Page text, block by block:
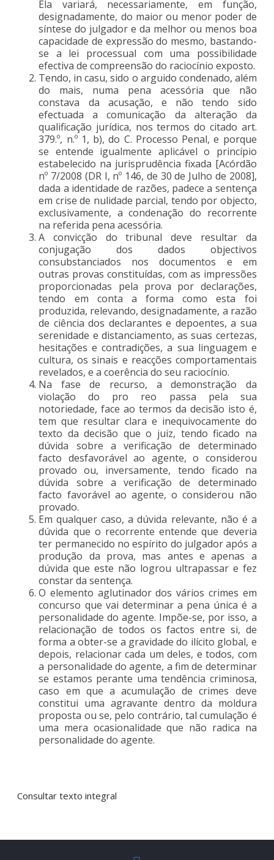
Ela variará, necessariamente, em função,
designadamente, do maior ou menor poder de
síntese do julgador e da melhor ou menos boa
capacidade de expressão do mesmo, bastando-
se a lei processual com uma possibilidade
efectiva de compreensão do raciocínio exposto.
Tendo, in casu, sido o arguido condenado, além
do mais, numa pena acessória que não
constava da acusação, e não tendo sido
efectuada a comunicação da alteração da
qualificação jurídica, nos termos do citado art.
379.º, n.º 1, b), do C. Processo Penal, e porque
se entende igualmente aplicável o princípio
estabelecido na jurisprudência fixada [Acórdão
nº 7/2008 (DR I, nº 146, de 30 de Julho de 2008],
dada a identidade de razões, padece a sentença
em crise de nulidade parcial, tendo por objecto,
exclusivamente, a condenação do recorrente
na referida pena acessória.
A convicção do tribunal deve resultar da
conjugação dos dados objectivos
consubstanciados nos documentos e em
outras provas constituídas, com as impressões
proporcionadas pela prova por declarações,
tendo em conta a forma como esta foi
produzida, relevando, designadamente, a razão
de ciência dos declarantes e depoentes, a sua
serenidade e distanciamento, as suas certezas,
hesitações e contradições, a sua linguagem e
cultura, os sinais e reacções comportamentais
revelados, e a coerência do seu raciocínio.
Na fase de recurso, a demonstração da
violação do pro reo passa pela sua
notoriedade, face ao termos da decisão isto é,
tem que resultar clara e inequivocamente do
texto da decisão que o juiz, tendo ficado na
dúvida sobre a verificação de determinado
facto desfavorável ao agente, o considerou
provado ou, inversamente, tendo ficado na
dúvida sobre a verificação de determinado
facto favorável ao agente, o considerou não
provado.
Em qualquer caso, a dúvida relevante, não é a
dúvida que o recorrente entende que deveria
ter permanecido no espírito do julgador após a
produção da prova, mas antes e apenas a
dúvida que este não logrou ultrapassar e fez
constar da sentença.
O elemento aglutinador dos vários crimes em
concurso que vai determinar a pena única é a
personalidade do agente. Impõe-se, por isso, a
relacionação de todos os factos entre si, de
forma a obter-se a gravidade do ilícito global, e
depois, relacionar cada um deles, e todos, com
a personalidade do agente, a fim de determinar
se estamos perante uma tendência criminosa,
caso em que a acumulação de crimes deve
constitui uma agravante dentro da moldura
proposta ou se, pelo contrário, tal cumulação é
uma mera ocasionalidade que não radica na
personalidade do agente.
Consultar texto integral